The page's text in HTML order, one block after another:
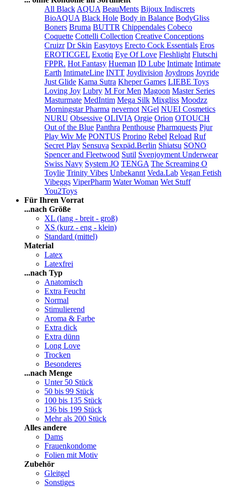
All Black AQUA BeauMents Bijoux Indiscrets
BioAQUA Black Hole Body in Balance BodyGliss
Boners Bruma BUTTR Chippendales Cobeco
Coquette Cottelli Collection Creative Conceptions
Cruizr Dr Skin Easytoys Erecto Cock Essentials Eros
EROTICGEL Exotiq Eye Of Love Fleshlight Flutschi
FPPR. Hot Fantasy Hueman ID Lube Intimate Intimate
Earth IntimateLine INTT Joydivision Joydrops Joyride
Just Glide Kama Sutra Kheper Games LIEBE Toys
Loving Joy Lubry M For Men Magoon Master Series
Masturmate MedIntim Mega Silk Mixgliss Moodzz
Morningstar Pharma nevernot NGel NUEI Cosmetics
NURU Obsessive OLIVIA Orgie Orion OTOUCH
Out of the Blue Panthra Penthouse Pharmquests Pjur
Play Wiv Me PONTUS Prorino Rebel Reload Ruf
Secret Play Sensuva Sexpäd.Berlin Shiatsu SONO
Spencer and Fleetwood Sutil Svenjoyment Underwear
Swiss Navy System JO TENGA The Screaming O
Toylie Trinity Vibes Unbekannt Veda.Lab Vegan Fetish
Vibeggs ViperPharm Water Woman Wet Stuff
You2Toys
Für Ihren Vorrat
...nach Größe
XL (lang - breit - groß)
XS (kurz - eng - klein)
Standard (mittel)
Material
Latex
Latexfrei
...nach Typ
Anatomisch
Extra Feucht
Normal
Stimulierend
Aroma & Farbe
Extra dick
Extra dünn
Long Love
Trocken
Besonderes
...nach Menge
Unter 50 Stück
50 bis 99 Stück
100 bis 135 Stück
136 bis 199 Stück
Mehr als 200 Stück
Alles andere
Dams
Frauenkondome
Folien mit Motiv
Zubehör
Gleitgel
Sonstiges